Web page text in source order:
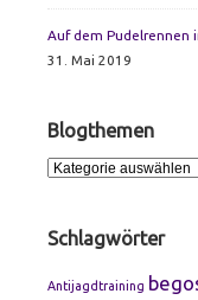
Auf dem Pudelrennen
31. Mai 2019
Blogthemen
Blogthemen
Schlagwörter
Antijagdtraining